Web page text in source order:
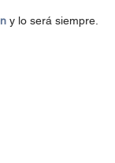
y lo será siempre.